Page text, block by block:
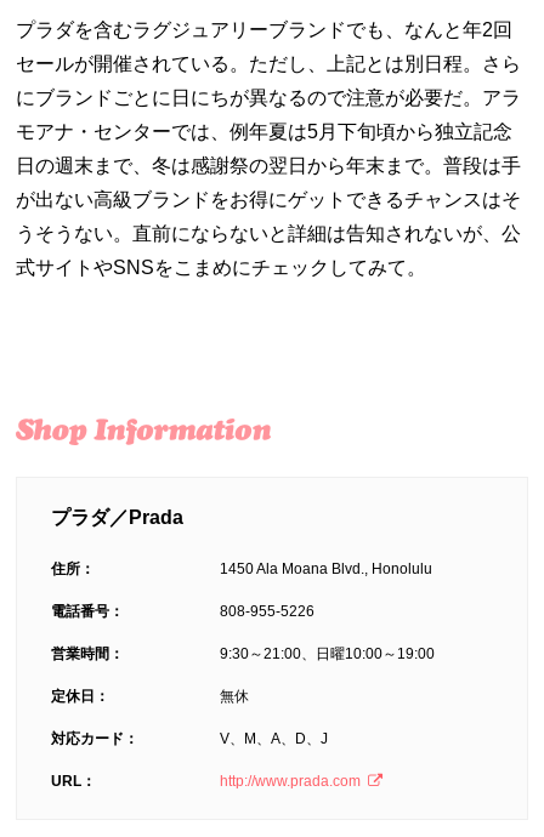
プラダを含むラグジュアリーブランドでも、なんと年2回
セールが開催されている。ただし、上記とは別日程。さら
にブランドごとに日にちが異なるので注意が必要だ。アラ
モアナ・センターでは、例年夏は5月下旬頃から独立記念
日の週末まで、冬は感謝祭の翌日から年末まで。普段は手
が出ない高級ブランドをお得にゲットできるチャンスはそ
うそうない。直前にならないと詳細は告知されないが、公
式サイトやSNSをこまめにチェックしてみて。
プラダ／Prada
住所： 1450 Ala Moana Blvd., Honolulu
電話番号： 808-955-5226
営業時間： 9:30～21:00、日曜10:00～19:00
定休日： 無休
対応カード： V、M、A、D、J
URL： http://www.prada.com